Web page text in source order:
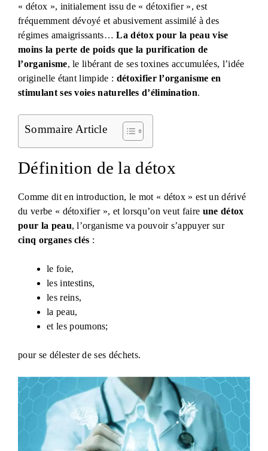
« détox », initialement issu de « détoxifier », est
fréquemment dévoyé et abusivement assimilé à des
régimes amaigrissants…La détox pour la peau vise
moins la perte de poids que la purification de
l’organisme, le libérant de ses toxines accumulées, l’idée
originelle étant limpide : détoxifier l’organisme en
stimulant ses voies naturelles d’élimination.
Sommaire Article
Définition de la détox
Comme dit en introduction, le mot « détox » est un dérivé
du verbe « détoxifier », et lorsqu’on veut faire une détox
pour la peau, l’organisme va pouvoir s’appuyer sur
cinq organes clés :
le foie,
les intestins,
les reins,
la peau,
et les poumons;
pour se délester de ses déchets.